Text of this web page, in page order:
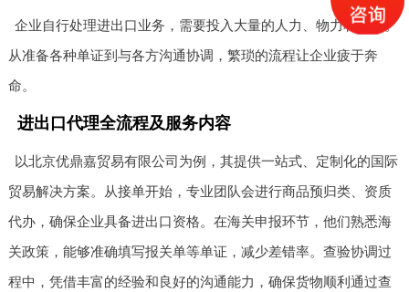
企业自行处理进出口业务，需要投入大量的人力、物力和时间。
从准备各种单证到与各方沟通协调，繁琐的流程让企业疲于奔
命。
进出口代理全流程及服务内容
以北京优鼎嘉贸易有限公司为例，其提供一站式、定制化的国际
贸易解决方案。从接单开始，专业团队会进行商品预归类、资质
代办，确保企业具备进出口资格。在海关申报环节，他们熟悉海
关政策，能够准确填写报关单等单证，减少差错率。查验协调过
程中，凭借丰富的经验和良好的沟通能力，确保货物顺利通过查